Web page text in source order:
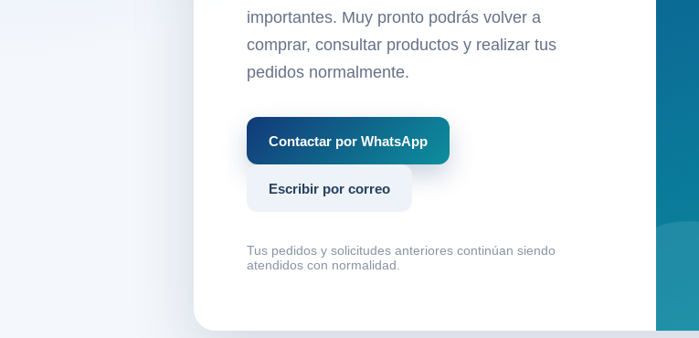
importantes. Muy pronto podrás volver a
comprar, consultar productos y realizar tus
pedidos normalmente.
Contactar por WhatsApp
Escribir por correo
Tus pedidos y solicitudes anteriores continúan siendo
atendidos con normalidad.